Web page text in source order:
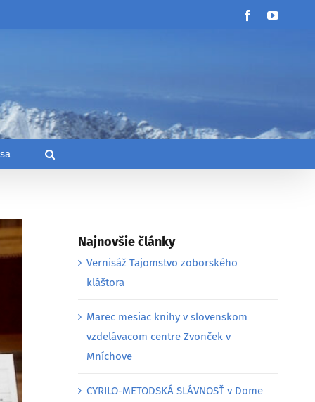
Facebook
Najnovšie články
Vernisáž Tajomstvo zoborského
kláštora
Marec mesiac knihy v slovenskom
vzdelávacom centre Zvonček v
Mníchove
CYRILO-METODSKÁ SLÁVNOSŤ v Dome